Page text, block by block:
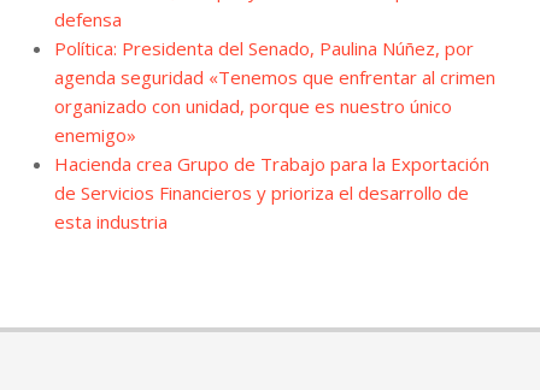
defensa
Política: Presidenta del Senado, Paulina Núñez, por
agenda seguridad «Tenemos que enfrentar al crimen
organizado con unidad, porque es nuestro único
enemigo»
Hacienda crea Grupo de Trabajo para la Exportación
de Servicios Financieros y prioriza el desarrollo de
esta industria